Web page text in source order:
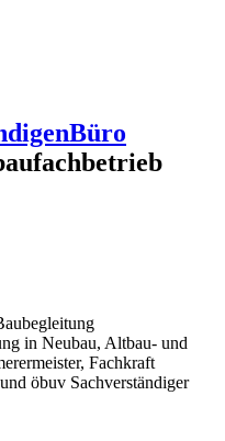
in Neubau, Altbau- und
Fachkraft
öbuv Sachverständiger